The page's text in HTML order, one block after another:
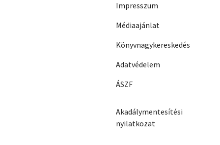
Impresszum
Médiaajánlat
Könyvnagykereskedés
Adatvédelem
ÁSZF
Akadálymentesítési
nyilatkozat